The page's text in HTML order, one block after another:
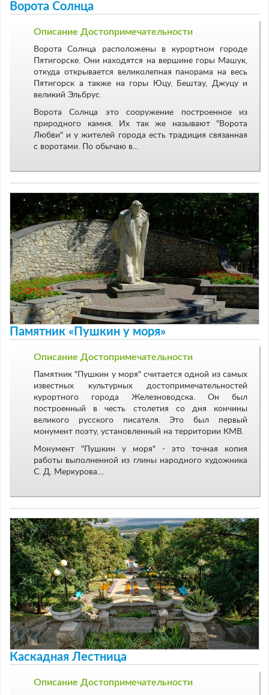
Ворота Солнца
Описание Достопримечательности
Ворота Солнца расположены в курортном городе
Пятигорске. Они находятся на вершине горы Машук,
откуда открывается великолепная панорама на весь
Пятигорск а также на горы Юцу, Бештау, Джуцу и
великий Эльбрус.
Ворота Солнца это сооружение построенное из
природного камня. Их так же называют "Ворота
Любви" и у жителей города есть традиция связанная
с воротами. По обычаю в...
Памятник «Пушкин у моря»
Описание Достопримечательности
Памятник "Пушкин у моря" считается одной из самых
известных культурных достопримечательностей
курортного города Железноводска. Он был
построенный в честь столетия со дня кончины
великого русского писателя. Это был первый
монумент поэту, установленный на территории КМВ.
Монумент "Пушкин у моря" - это точная копия
работы выполненной из глины народного художника
С. Д. Меркурова....
Каскадная Лестница
Описание Достопримечательности